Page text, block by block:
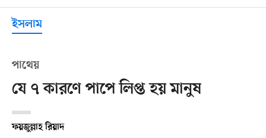
ইসলাম
পাথেয়
যে ৭ কারণে পাপে লিপ্ত হয় মানুষ
ফয়জুল্লাহ রিয়াদ